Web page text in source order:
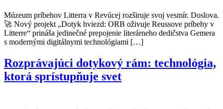
Múzeum príbehov Litterra v Revúcej rozširuje svoj vesmír. Doslova.
🚀 Nový projekt „Dotyk hviezd: ORB oživuje Reussove príbehy v
Litterre“ prináša jedinečné prepojenie literárneho dedičstva Gemera
s modernými digitálnymi technológiami […]
Rozprávajúci dotykový rám: technológia,
ktorá sprístupňuje svet